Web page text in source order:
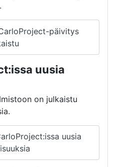
päivitys
uusia
on julkaistu
uusia